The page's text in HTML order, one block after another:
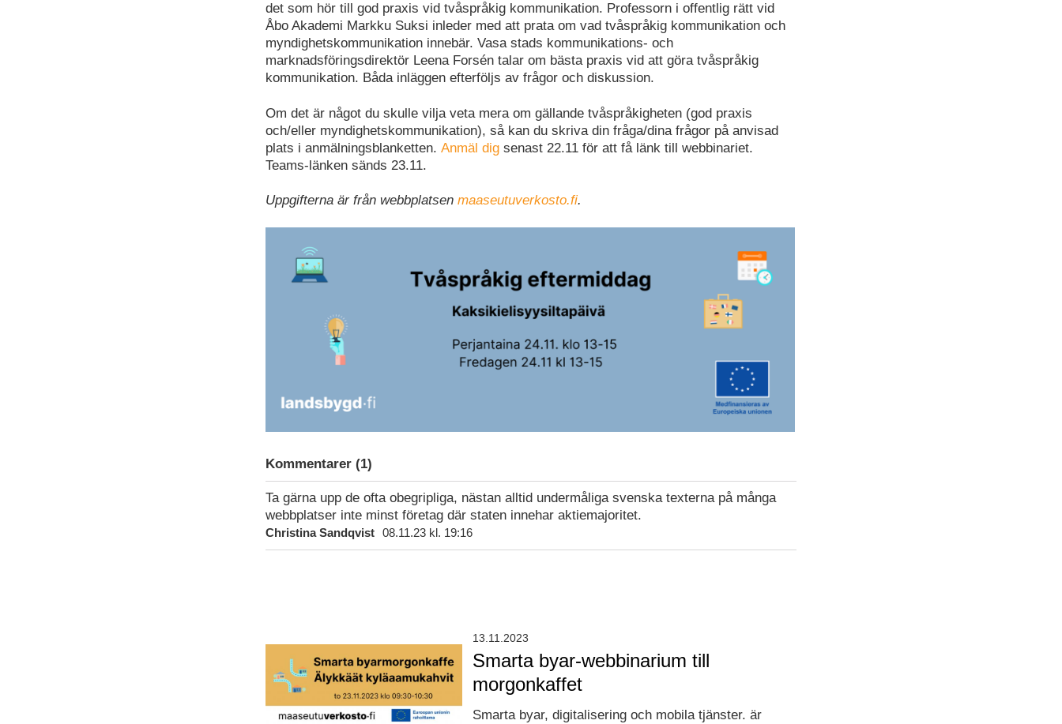
det som hör till god praxis vid tvåspråkig kommunikation. Professorn i offentlig rätt vid
Åbo Akademi Markku Suksi inleder med att prata om vad tvåspråkig kommunikation och
myndighetskommunikation innebär. Vasa stads kommunikations- och
marknadsföringsdirektör Leena Forsén talar om bästa praxis vid att göra tvåspråkig
kommunikation. Båda inläggen efterföljs av frågor och diskussion.
Om det är något du skulle vilja veta mera om gällande tvåspråkigheten (god praxis
och/eller myndighetskommunikation), så kan du skriva din fråga/dina frågor på anvisad
plats i anmälningsblanketten. Anmäl dig senast 22.11 för att få länk till webbinariet.
Teams-länken sänds 23.11.
Uppgifterna är från webbplatsen maaseutuverkosto.fi.
Kommentarer (1)
Ta gärna upp de ofta obegripliga, nästan alltid undermåliga svenska texterna på många
webbplatser inte minst företag där staten innehar aktiemajoritet.
Christina Sandqvist 08.11.23 kl. 19:16
Smarta byar-webbinarium till
morgonkaffet
Smarta byar, digitalisering och mobila tjänster. är
13.11.2023